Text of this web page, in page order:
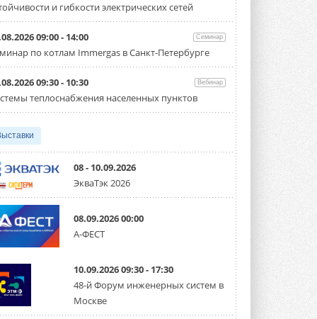
Организатором выступил торгово-
производственный холдинг ...
«Датарк» испытал модульный
ЦОД с плотностью 54 кВт на
стойку
Испытания прошли на собственной
производственной площадке и были ...
3 АВГУСТА 2026
систему DVM на R32
Линейка включает семь типоразмеров
производительностью от 22,4 до 56 кВт.
Суммарная длина трубопроводов ...
3 АВГУСТА 2026
«СиСофт Девелопмент» подвел
итоги конкурса студенческих
стартует уже в сентябре 2026 года ...
3 АВГУСТА 2026
«Русклимат» укрепляет
и гибкости электрических сетей
09:00 - 14:00 Семинар
по котлам Immergas в Санкт-Петербурге
09:30 - 10:30 Вебинар
теплоснабжения населенных пунктов
08 - 10.09.2026
ЭкваТэк 2026
08.09.2026 00:00
А-ФЕСТ
10.09.2026 09:30 - 17:30
48-й Форум инженерных систем в
Москве